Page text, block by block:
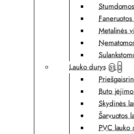
Metalinės
Lauko durys 51
Buto
Skydinės
Šarvuotos
PVC lauko